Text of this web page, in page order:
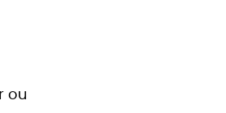
ou